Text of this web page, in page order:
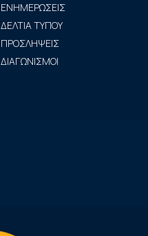
ΕΝΗΜΕΡΩΣΕΙΣ
ΔΕΛΤΙΑ ΤΥΠΟΥ
ΠΡΟΣΛΗΨΕΙΣ
ΔΙΑΓΩΝΙΣΜΟΙ